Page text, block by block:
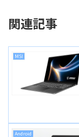
関連記事
MSI
Android